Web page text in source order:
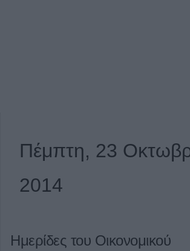
Πέμπτη, 23
2014
Ημερίδες του Οικονομικού